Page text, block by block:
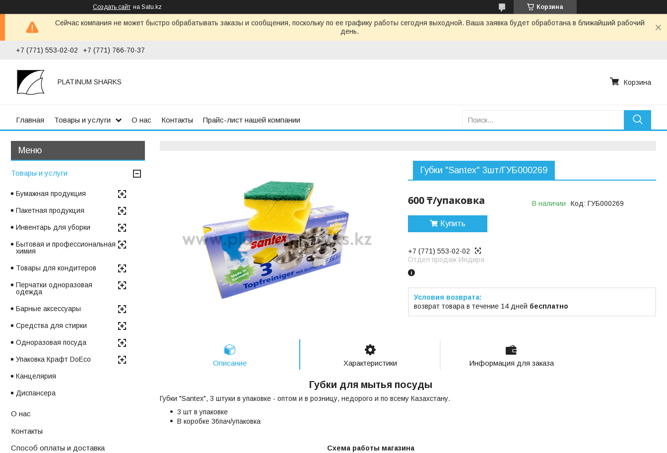
Создать сайт на Satu.kz Корзина
Сейчас компания не может быстро обрабатывать заказы и сообщения, поскольку по ее графику работы сегодня выходной. Ваша заявка будет обработана в ближайший рабочий
день.
+7 (771) 553-02-02 +7 (771) 766-70-37
PLATINUM SHARKS Корзина
Главная Товары и услуги О нас Контакты Прайс-лист нашей компании
Губки "Santex" 3шт/ГУБ000269
600 ₸/упаковка В наличии Код: ГУБ000269
Купить
+7 (771) 553-02-02
Отдел продаж Индира
возврат товара в течение 14 дней бесплатно
Описание Характеристики Информация для заказа
Губки для мытья посуды
Губки "Santex", 3 штуки в упаковке - оптом и в розницу, недорого и по всему Казахстану.
3 шт в упаковке
В коробке 36пач/упаковка
Схема работы магазина
Товары и услуги
Бумажная продукция
Пакетная продукция
Инвентарь для уборки
Бытовая и профессиональная
химия
Товары для кондитеров
Перчатки одноразовая
одежда
Барные аксессуары
Средства для стирки
Одноразовая посуда
Упаковка Крафт DoEco
Канцелярия
Диспансера
О нас
Контакты
Способ оплаты и доставка